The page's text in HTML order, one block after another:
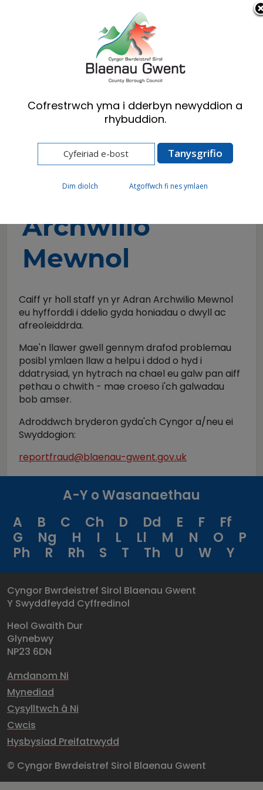
Cymraeg English
Cyngor
Cwynion a Chanmoliaeth
Gwasanaethau
Archwilio
Mewnol
Caiff yr holl staff yn yr Adran Archwilio Mewnol
eu hyfforddi i ddelio gyda honiadau o dwyll ac
afreoleiddrda.
Mae'n llawer gwell gennym drafod problemau
posibl ymlaen llaw a helpu i ddod o hyd i
ddatrysiad, yn hytrach na chael eu galw pan aiff
pethau o chwith - mae croeso i'ch galwadau
bob amser.
Adroddwch bryderon gyda'ch Cyngor a/neu ei
Swyddogion:
reportfraud@blaenau-gwent.gov.uk
A-Y o Wasanaethau
A
B C Ch D Dd E F
Ff
G
Ng H I L Ll M N O
P
Ph
R Rh S T Th U W Y
Cyngor Bwrdeistref Sirol Blaenau Gwent
Y Swyddfeydd Cyffredinol
Heol Gwaith Dur
Glynebwy
NP23 6DN
Amdanom Ni
Mynediad
Cysylltwch â Ni
Cwcis
Hysbysiad Preifatrwydd
© Cyngor Bwrdeistref Sirol Blaenau Gwent
Cofrestrwch yma i dderbyn newyddion a
rhybuddion.
Dim diolch Atgoffwch fi nes ymlaen